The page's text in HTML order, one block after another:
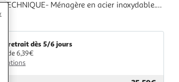
Ménagère en acier inoxydable.-
comprenant six fourchettes, six couteaux, six
: L. 17 x H. 27,5 cm.-
ou retrait dès 5/6 jours
de 6,39€